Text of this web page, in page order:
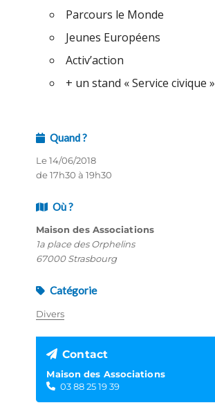
Parcours le Monde
Jeunes Européens
Activ’action
+ un stand « Service civique »
Quand ?
Le 14/06/2018
de 17h30 à 19h30
Où ?
Maison des Associations
1a place des Orphelins
67000 Strasbourg
Catégorie
Divers
Contact
Maison des Associations
03 88 25 19 39